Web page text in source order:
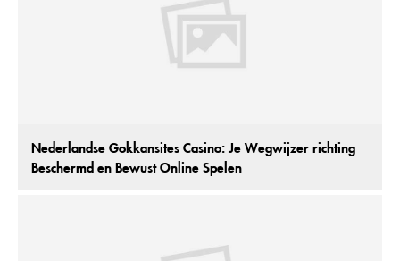
Nederlandse Gokkansites Casino: Je Wegwijzer richting
Beschermd en Bewust Online Spelen